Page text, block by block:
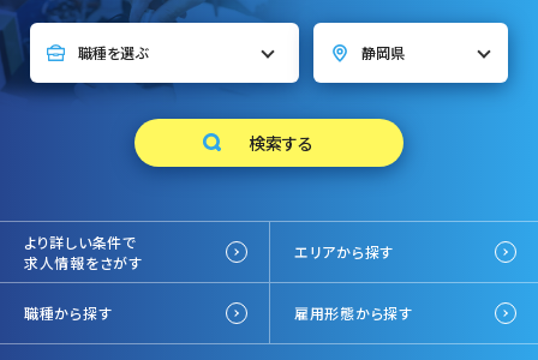
より詳しい条件で
求人情報をさがす
エリアから探す
職種から探す 雇用形態から探す